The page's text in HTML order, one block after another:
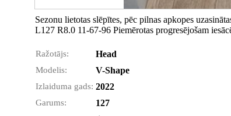
Sezonu lietotas slēpītes, pēc pilnas apkopes
L127 R8.0 11-67-96 Piemērotas progresējošam
Ražotājs: Head
Modelis: V-Shape
Izlaiduma gads: 2022
Garums: 127